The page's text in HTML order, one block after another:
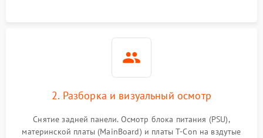
2. Разборка и визуальный осмотр
Снятие задней панели. Осмотр блока питания (PSU),
материнской платы (MainBoard) и платы T-Con на вздутые